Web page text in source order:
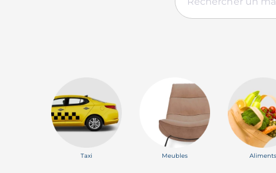
Taxi Meubles Aliments